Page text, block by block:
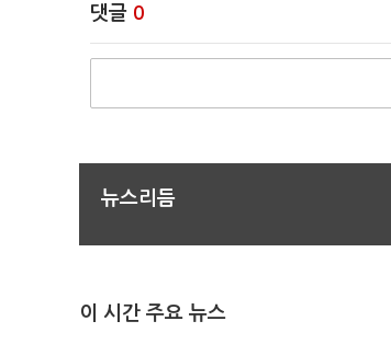
댓글 0
뉴스리듬
이 시간 주요 뉴스